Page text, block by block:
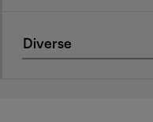
Diverse